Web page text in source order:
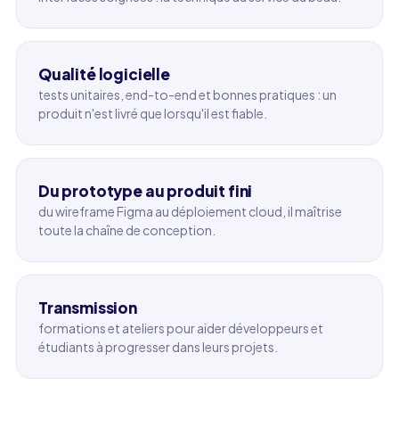
Qualité logicielle
tests unitaires, end-to-end et bonnes pratiques : un
produit n'est livré que lorsqu'il est fiable.
Du prototype au produit fini
du wireframe Figma au déploiement cloud, il maîtrise
toute la chaîne de conception.
Transmission
formations et ateliers pour aider développeurs et
étudiants à progresser dans leurs projets.